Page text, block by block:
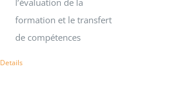
l’évaluation de la
formation et le transfert
de compétences
Details